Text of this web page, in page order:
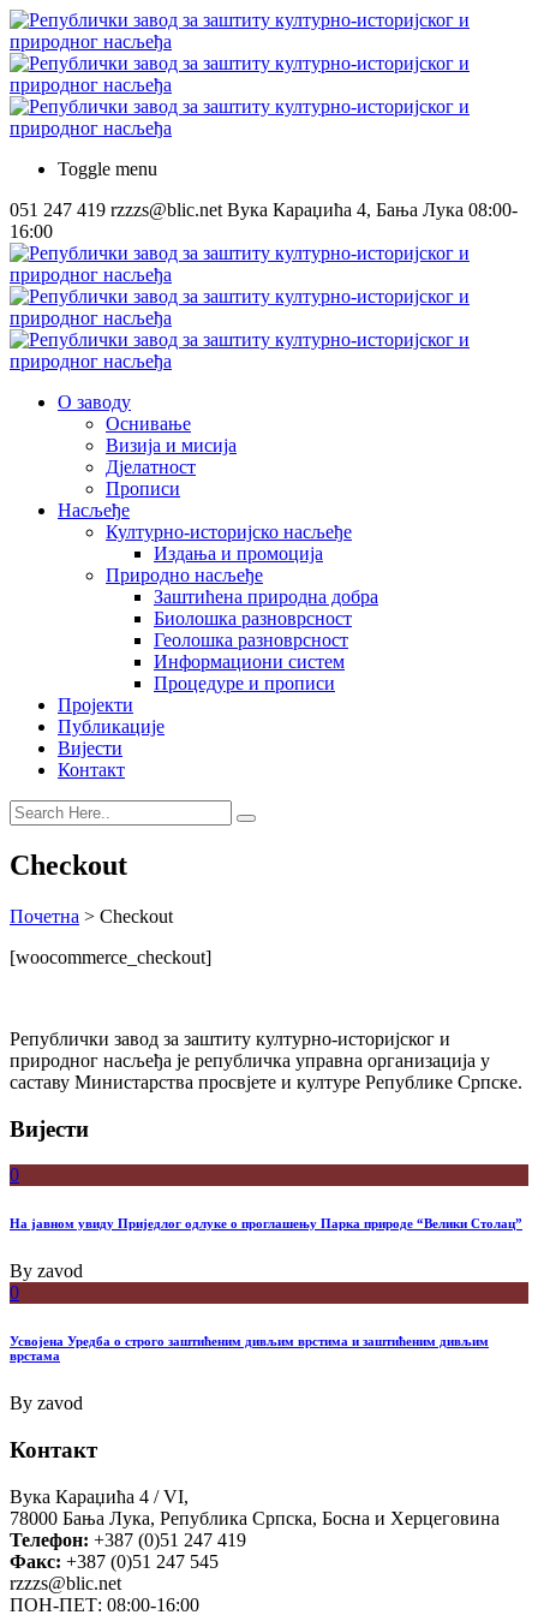
Toggle menu
051 247 419 rzzzs@blic.net Вука Караџића 4, Бања Лука 08:00-
16:00
О заводу
Оснивање
Визија и мисија
Дјелатност
Прописи
Насљеђе
Културно-историјско насљеђе
Издања и промоција
Природно насљеђе
Заштићена природна добра
Биолошка разноврсност
Геолошка разноврсност
Информациони систем
Процедуре и прописи
Пројекти
Публикације
Вијести
Контакт
Checkout
Почетна > Checkout
[woocommerce_checkout]
Републички завод за заштиту културно-историјског и
природног насљеђа је републичка управна организација у
саставу Министарства просвјете и културе Републике Српске.
Вијести
0
На јавном увиду Приједлог oдлуке о проглашењу Парка природе “Велики Столац”
By zavod
0
Усвојена Уредба о строго заштићеним дивљим врстима и заштићеним дивљим
врстама
By zavod
Контакт
Вука Караџића 4 / VI,
78000 Бања Лука, Република Српска, Босна и Херцеговина
Телефон: +387 (0)51 247 419
Факс: +387 (0)51 247 545
rzzzs@blic.net
ПОН-ПЕТ: 08:00-16:00